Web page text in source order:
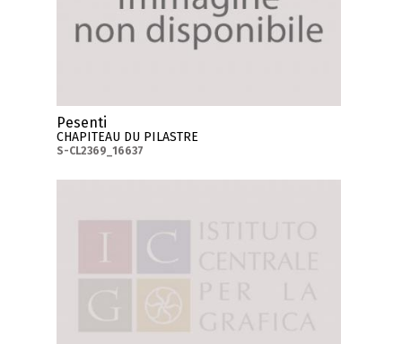
Pesenti
CHAPITEAU DU PILASTRE
S-CL2369_16637